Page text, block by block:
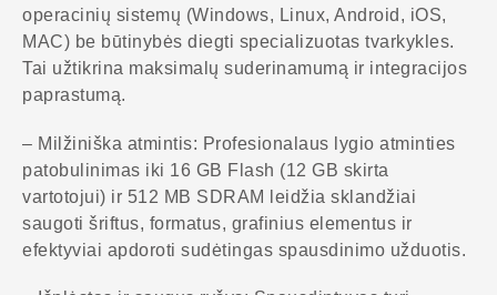
operacinių sistemų (Windows, Linux, Android, iOS,
MAC) be būtinybės diegti specializuotas tvarkykles.
Tai užtikrina maksimalų suderinamumą ir integracijos
paprastumą.
– Milžiniška atmintis: Profesionalaus lygio atminties
patobulinimas iki 16 GB Flash (12 GB skirta
vartotojui) ir 512 MB SDRAM leidžia sklandžiai
saugoti šriftus, formatus, grafinius elementus ir
efektyviai apdoroti sudėtingas spausdinimo užduotis.